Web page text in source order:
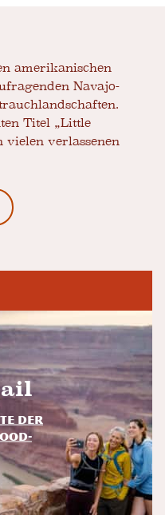
amerikanischen
Navajo-
Titel „Little
vielen verlassenen
der